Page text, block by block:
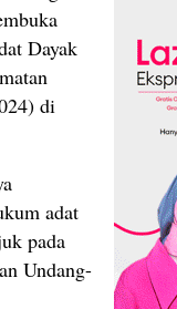
Dayak
di
adat
pada
Undang-